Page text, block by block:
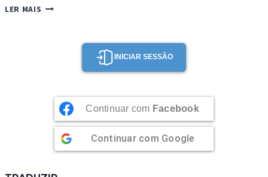
LER MAIS PÃES
INICIAR SESSÃO
Continuar com Facebook
Continuar com Google